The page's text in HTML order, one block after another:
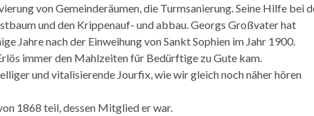
von Gemeinderäumen, die Turmsanierung. Seine Hilfe bei
und den Krippenauf- und abbau. Georgs Großvater hat
Jahre nach der Einweihung von Sankt Sophien im Jahr 1900.
immer den Mahlzeiten für Bedürftige zu Gute kam.
und vitalisierende Jourfix, wie wir gleich noch näher hören
1868 teil, dessen Mitglied er war.